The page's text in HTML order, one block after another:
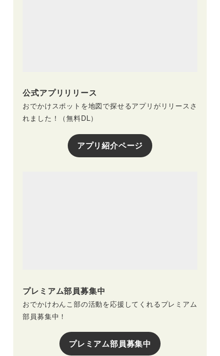
公式アプリリリース
おでかけスポットを地図で探せるアプリがリリースさ
れました！（無料DL）
アプリ紹介ページ
プレミアム部員募集中
おでかけわんこ部の活動を応援してくれるプレミアム
部員募集中！
プレミアム部員募集中